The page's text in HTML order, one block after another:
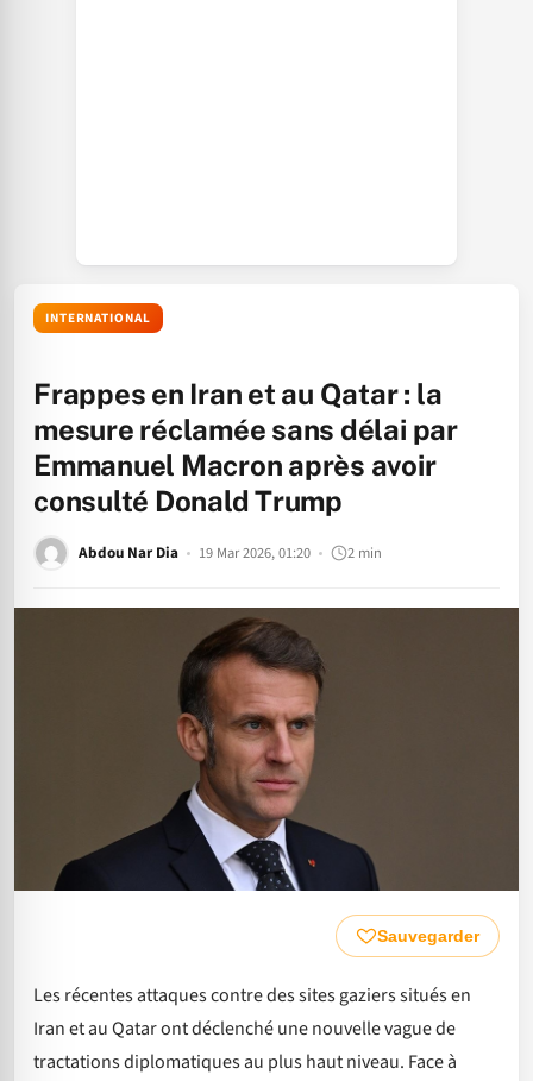
INTERNATIONAL
Frappes en Iran et au Qatar : la
mesure réclamée sans délai par
Emmanuel Macron après avoir
consulté Donald Trump
Abdou Nar Dia 19 Mar 2026, 01:20 2 min
Sauvegarder
Les récentes attaques contre des sites gaziers situés en
Iran et au Qatar ont déclenché une nouvelle vague de
tractations diplomatiques au plus haut niveau. Face à